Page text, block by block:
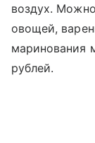
воздух.
овощей,
маринования
рублей.